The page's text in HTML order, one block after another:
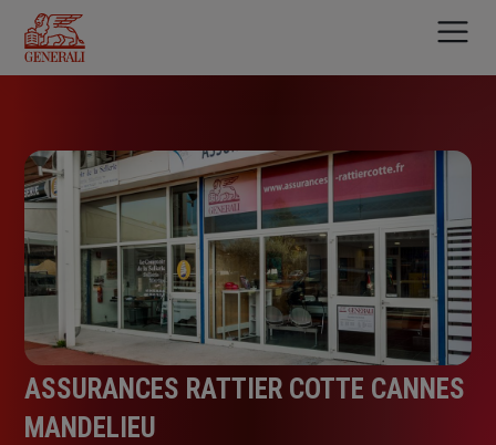
contenu
principal
ASSURANCES RATTIER COTTE CANNES
MANDELIEU